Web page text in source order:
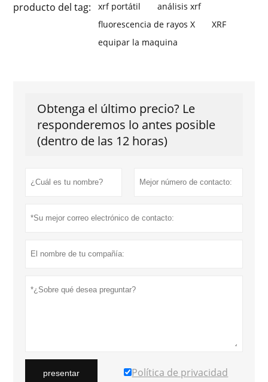
producto del tag: xrf portátil
análisis xrf
fluorescencia de rayos X
XRF
equipar la maquina
Obtenga el último precio? Le
responderemos lo antes posible
(dentro de las 12 horas)
presentar Política de privacidad